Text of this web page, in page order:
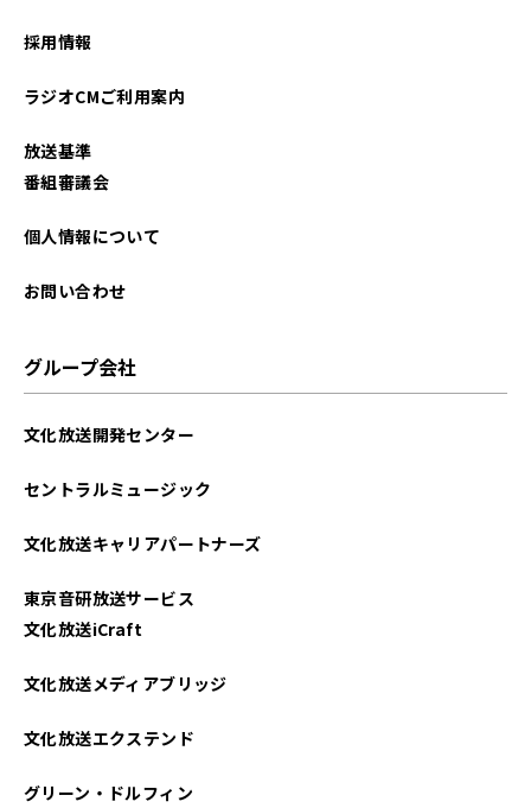
採用情報
ラジオCMご利用案内
放送基準
番組審議会
個人情報について
お問い合わせ
グループ会社
文化放送開発センター
セントラルミュージック
文化放送キャリアパートナーズ
東京音研放送サービス
文化放送iCraft
文化放送メディアブリッジ
文化放送エクステンド
グリーン・ドルフィン